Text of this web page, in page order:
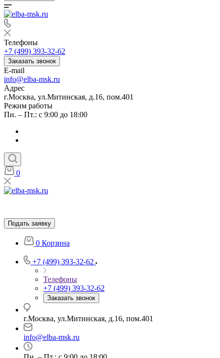
Телефоны
+7 (499) 393-32-62
Заказать звонок
E-mail
info@elba-msk.ru
Адрес
г.Москва, ул.Митинская, д.16, пом.401
Режим работы
Пн. – Пт.: с 9:00 до 18:00
0
Подать заявку
0 Корзина
+7 (499) 393-32-62
Телефоны
+7 (499) 393-32-62
Заказать звонок
г.Москва, ул.Митинская, д.16, пом.401
info@elba-msk.ru